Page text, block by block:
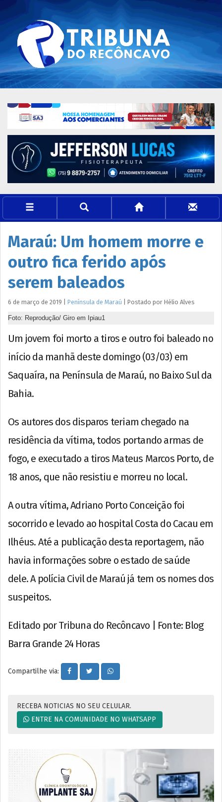
Maraú: Um homem morre e
outro fica ferido após
serem baleados
6 de março de 2019 Península de Maraú Postado por Hélio Alves
Foto: Reprodução/ Giro em Ipiau1
Um jovem foi morto a tiros e outro foi baleado no
início da manhã deste domingo (03/03) em
Saquaíra, na Península de Maraú, no Baixo Sul da
Bahia.
Os autores dos disparos teriam chegado na
residência da vítima, todos portando armas de
fogo, e executado a tiros Mateus Marcos Porto, de
18 anos, que não resistiu e morreu no local.
A outra vítima, Adriano Porto Conceição foi
socorrido e levado ao hospital Costa do Cacau em
Ilhéus. Até a publicação desta reportagem, não
havia informações sobre o estado de saúde
dele. A polícia Civil de Maraú já tem os nomes dos
suspeitos.
Editado por Tribuna do Recôncavo | Fonte: Blog
Barra Grande 24 Horas
Compartilhe via:
RECEBA NOTICIAS NO SEU CELULAR.
ENTRE NA COMUNIDADE NO WHATSAPP